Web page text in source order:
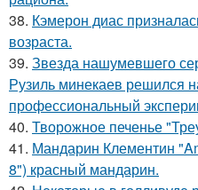
38. Кэмерон диас
возраста.
39. Звезда нашумевшего
Рузиль минекаев решился
профессиональный
40. Творожное печенье
41. Мандарин Клементин
8") красный мандарин.